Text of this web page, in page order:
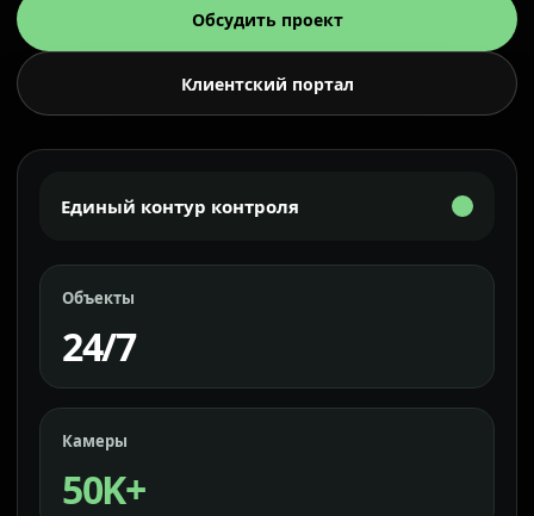
Обсудить проект
Клиентский портал
Единый контур контроля
Объекты
24/7
Камеры
50K+